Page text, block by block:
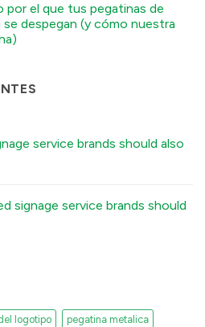
por el que tus pegatinas de
se despegan (y cómo nuestra
service brands should also
signage service brands should
logotipo pegatina metalica